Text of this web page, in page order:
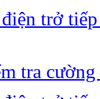
trở
tra